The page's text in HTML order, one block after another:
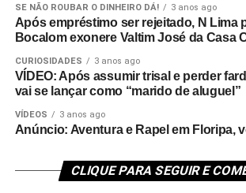
SE NÃO ROUBAR O DINHEIRO DÁ! 3 anos ago
Após empréstimo ser rejeitado, N Lima
Bocalom exonere Valtim José da Casa
CURIOSIDADES 3 anos ago
VÍDEO: Após assumir trisal e perder
vai se lançar como “marido de aluguel”
VÍDEOS 3 anos ago
Anúncio: Aventura e Rapel em Floripa,
CLIQUE PARA SEGUIR E